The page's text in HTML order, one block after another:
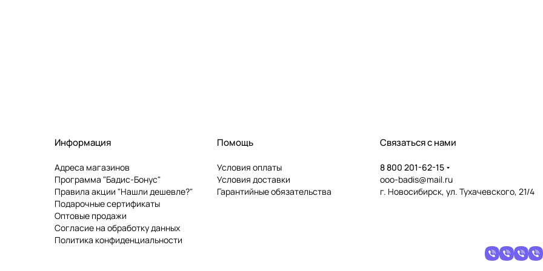
Информация
Адреса магазинов
Программа "Бадис-Бонус"
Правила акции "Нашли дешевле?"
Подарочные сертификаты
Оптовые продажи
Согласие на обработку данных
Политика конфиденциальности
Помощь
Условия оплаты
Условия доставки
Гарантийные обязательства
Связаться с нами
8 800 201-62-15
ooo-badis@mail.ru
г. Новосибирск, ул. Тухачевского, 21/4